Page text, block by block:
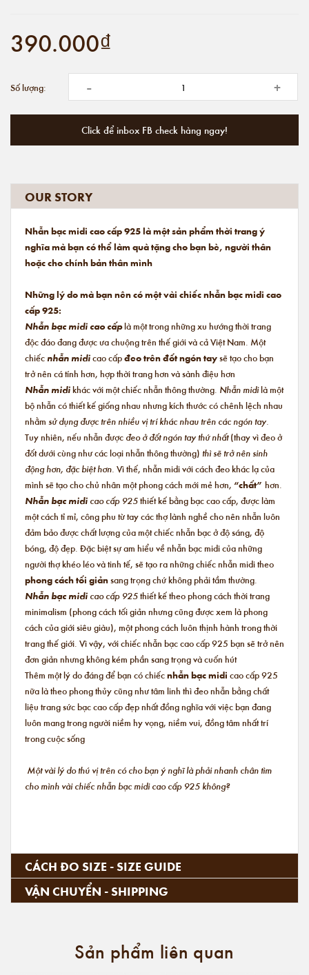
390.000₫
Số lượng: - +
Click để inbox FB check hàng ngay!
OUR STORY
Nhẫn bạc midi cao cấp 925 là một sản phẩm thời trang ý
nghĩa mà bạn có thể làm quà tặng cho bạn bè, người thân
hoặc cho chính bản thân mình
Những lý do mà bạn nên có một vài chiếc nhẫn bạc midi cao
cấp 925:
Nhẫn bạc midi cao cấplà một trong những xu hướng thời trang
độc đáo đang được ưa chuộng trên thế giới và cả Việt Nam. Một
chiếcnhẫn midicao cấpđeo trên đốt ngón taysẽ tạo cho bạn
trở nên cá tính hơn, hợp thời trang hơn và sành điệu hơn
Nhẫn midikhác với một chiếc nhẫn thông thường. Nhẫn midilà một
bộ nhẫn có thiết kế giống nhau nhưng kích thước có chênh lệch nhau
nhằm sử dụng được trên nhiều vị trí khác nhau trên các ngón tay.
Tuy nhiên, nếu nhẫn được đeo ở đốt ngón tay thứ nhất(thay vì đeo ở
đốt dưới cùng như các loại nhẫn thông thường) thì sẽ trở nên sinh
động hơn, đặc biệt hơn. Vì thế, nhẫn midi với cách đeo khác lạ của
mình sẽ tạo cho chủ nhân một phong cách mới mẻ hơn, “chất” hơn.
Nhẫn bạc midi cao cấp 925thiết kế bằng bạc cao cấp, được làm
một cách tỉ mỉ, công phu từ tay các thợ lành nghề cho nên nhẫn luôn
đảm bảo được chất lượng của một chiếc nhẫn bạc ở độ sáng, độ
bóng, độ đẹp. Đặc biệt sự am hiểu về nhẫn bạc midi của những
người thợ khéo léo và tinh tế, sẽ tạo ra những chiếc nhẫn midi theo
phong cách tối giảnsang trọng chứ không phải tầm thường.
Nhẫn bạc midi cao cấp 925thiết kế theo phong cách thời trang
minimalism (phong cách tối giản nhưng cũng được xem là phong
cách của giới siêu giàu), một phong cách luôn thịnh hành trong thời
trang thế giới. Vì vậy, với chiếc nhẫn bạc cao cấp 925 bạn sẽ trở nên
đơn giản nhưng không kém phần sang trọng và cuốn hút
Thêm một lý do đáng để bạn có chiếcnhẫn bạc midi cao cấp 925
nữa là theo phong thủy cũng như tâm linh thì đeo nhẫn bằng chất
liệu trang sức bạc cao cấp đẹp nhất đồng nghĩa với việc bạn đang
luôn mang trong người niềm hy vọng, niềm vui, đồng tâm nhất trí
trong cuộc sống
Một vài lý do thú vị trên có cho bạn ý nghĩ là phải nhanh chân tìm
cho mình vài chiếc nhẫn bạc midi cao cấp 925 không?
CÁCH ĐO SIZE - SIZE GUIDE
VẬN CHUYỂN - SHIPPING
Sản phẩm liên quan